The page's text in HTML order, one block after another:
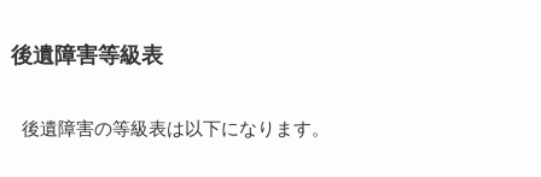
後遺障害等級表
後遺障害の等級表は以下になります。